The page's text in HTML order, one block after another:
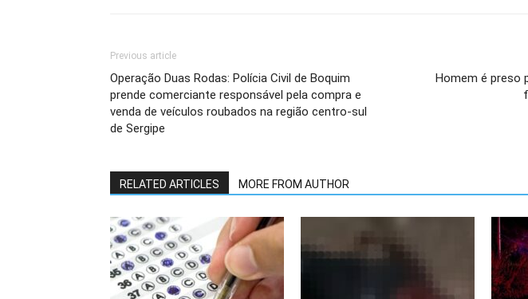
Previous article
Operação Duas Rodas: Polícia Civil de Boquim
prende comerciante responsável pela compra e
venda de veículos roubados na região centro-sul
de Sergipe
Homem é preso
RELATED ARTICLES MORE FROM AUTHOR